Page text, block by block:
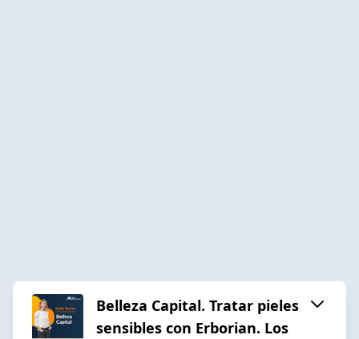
Belleza Capital. Tratar pieles
sensibles con Erborian. Los